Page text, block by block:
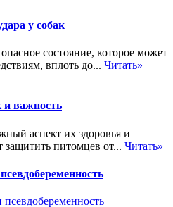
у собак
состояние, которое может
вплоть до... Читать»
и важность
аспект их здоровья и
защитить питомцев от... Читать»